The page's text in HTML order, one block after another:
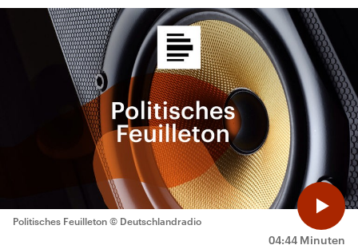
04:44 Minuten
Politisches Feuilleton © Deutschlandradio